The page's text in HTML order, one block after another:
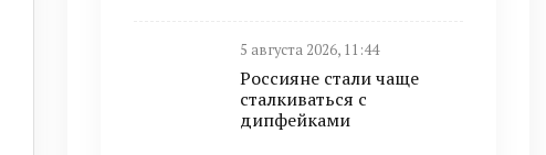
5 августа 2026, 11:44
Россияне стали чаще
сталкиваться с
дипфейками